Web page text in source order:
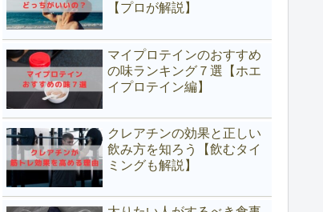
【プロが解説】
マイプロテインのおすすめ
の味ランキング７選【ホエ
イプロテイン編】
クレアチンの効果と正しい
飲み方を知ろう【飲むタイ
ミングも解説】